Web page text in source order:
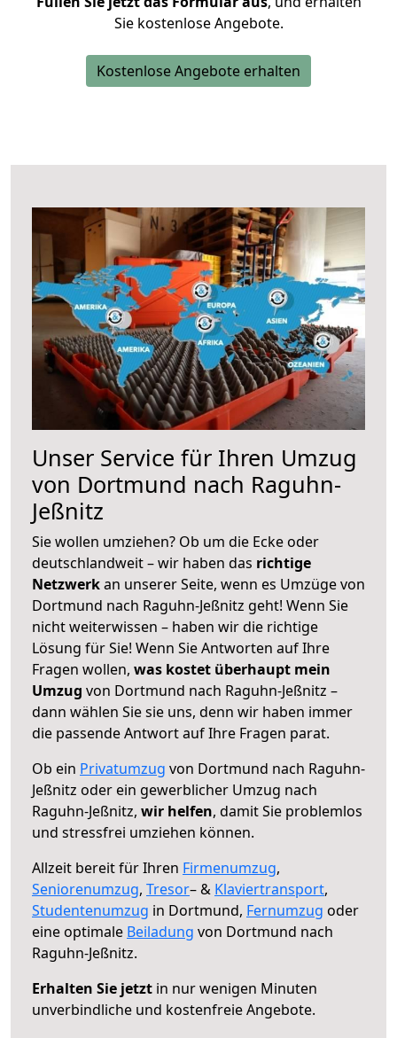
Sie kostenlose Angebote.
Kostenlose Angebote erhalten
Unser Service für Ihren Umzug
von Dortmund nach Raguhn-
Jeßnitz
Sie wollen umziehen? Ob um die Ecke oder
deutschlandweit – wir haben das richtige
Netzwerkan unserer Seite, wenn es Umzüge von
Dortmund nach Raguhn-Jeßnitz geht! Wenn Sie
nicht weiterwissen – haben wir die richtige
Lösung für Sie! Wenn Sie Antworten auf Ihre
Fragen wollen, was kostet überhaupt mein
Umzug von Dortmund nach Raguhn-Jeßnitz –
dann wählen Sie sie uns, denn wir haben immer
die passende Antwort auf Ihre Fragen parat.
Ob ein Privatumzug von Dortmund nach Raguhn-
Jeßnitz oder ein gewerblicher Umzug nach
Raguhn-Jeßnitz, wir helfen, damit Sie problemlos
und stressfrei umziehen können.
Allzeit bereit für Ihren Firmenumzug,
Seniorenumzug, Tresor– & Klaviertransport,
Studentenumzug in Dortmund, Fernumzug oder
eine optimale Beiladung von Dortmund nach
Raguhn-Jeßnitz.
Erhalten Sie jetzt in nur wenigen Minuten
unverbindliche und kostenfreie Angebote.